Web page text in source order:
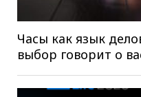
Часы как язык
выбор говорит о